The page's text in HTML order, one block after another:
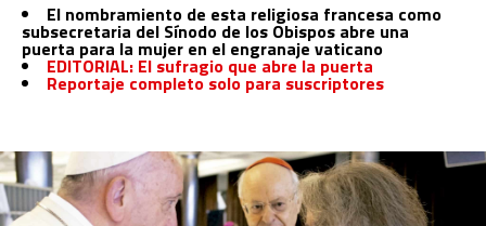
El nombramiento de esta religiosa francesa como
subsecretaria del Sínodo de los Obispos abre una
puerta para la mujer en el engranaje vaticano
EDITORIAL: El sufragio que abre la puerta
Reportaje completo solo para suscriptores